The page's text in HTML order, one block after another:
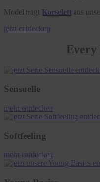
Model trägt Korselett aus
jetzt entdecken
Every
Sensuelle
mehr entdecken
Softfeeling
mehr entdecken